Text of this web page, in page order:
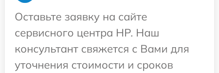
Оставьте заявку на сайте
сервисного центра HP. Наш
консультант свяжется с Вами для
уточнения стоимости и сроков